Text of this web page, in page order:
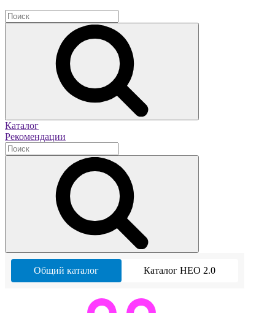
Каталог
Рекомендации
Общий каталог Каталог НЕО 2.0